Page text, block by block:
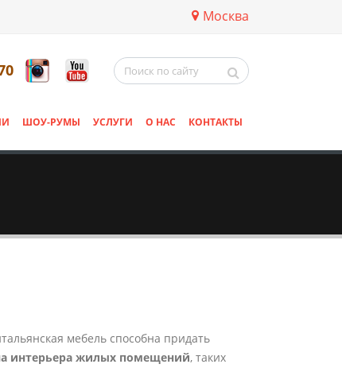
Москва
ШОУ-РУМЫ УСЛУГИ О НАС КОНТАКТЫ
мебель способна придать
интерьера жилых помещений, таких